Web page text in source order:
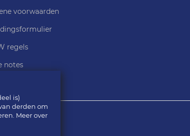
is)
derden om
Meer over
voorwaarden
regels
notes